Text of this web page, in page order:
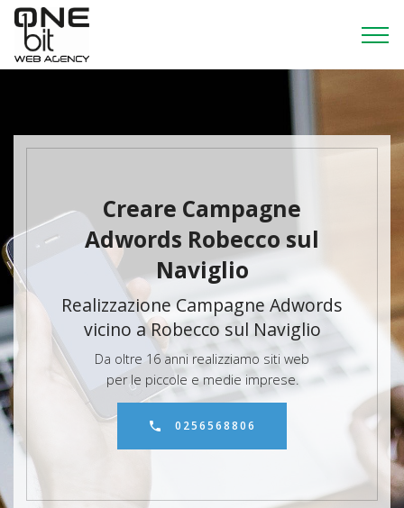
Creare Campagne
Adwords Robecco sul
Naviglio
Realizzazione Campagne Adwords
vicino a Robecco sul Naviglio
Da oltre 16 anni realizziamo siti web
per le piccole e medie imprese.
0256568806